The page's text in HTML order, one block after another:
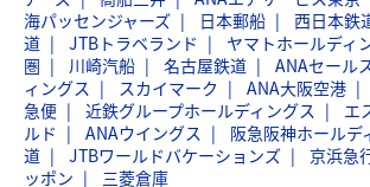
海パッセンジャーズ
日本郵船 西日本鉄
道
JTBトラベランド ヤマトホールディ
圏
川崎汽船 名古屋鉄道 ANAセール
ィングス
スカイマーク ANA大阪空港
急便
近鉄グループホールディングス
エ
ルド
ANAウイングス 阪急阪神ホールデ
道
JTBワールドバケーションズ 京浜急
ッポン
三菱倉庫